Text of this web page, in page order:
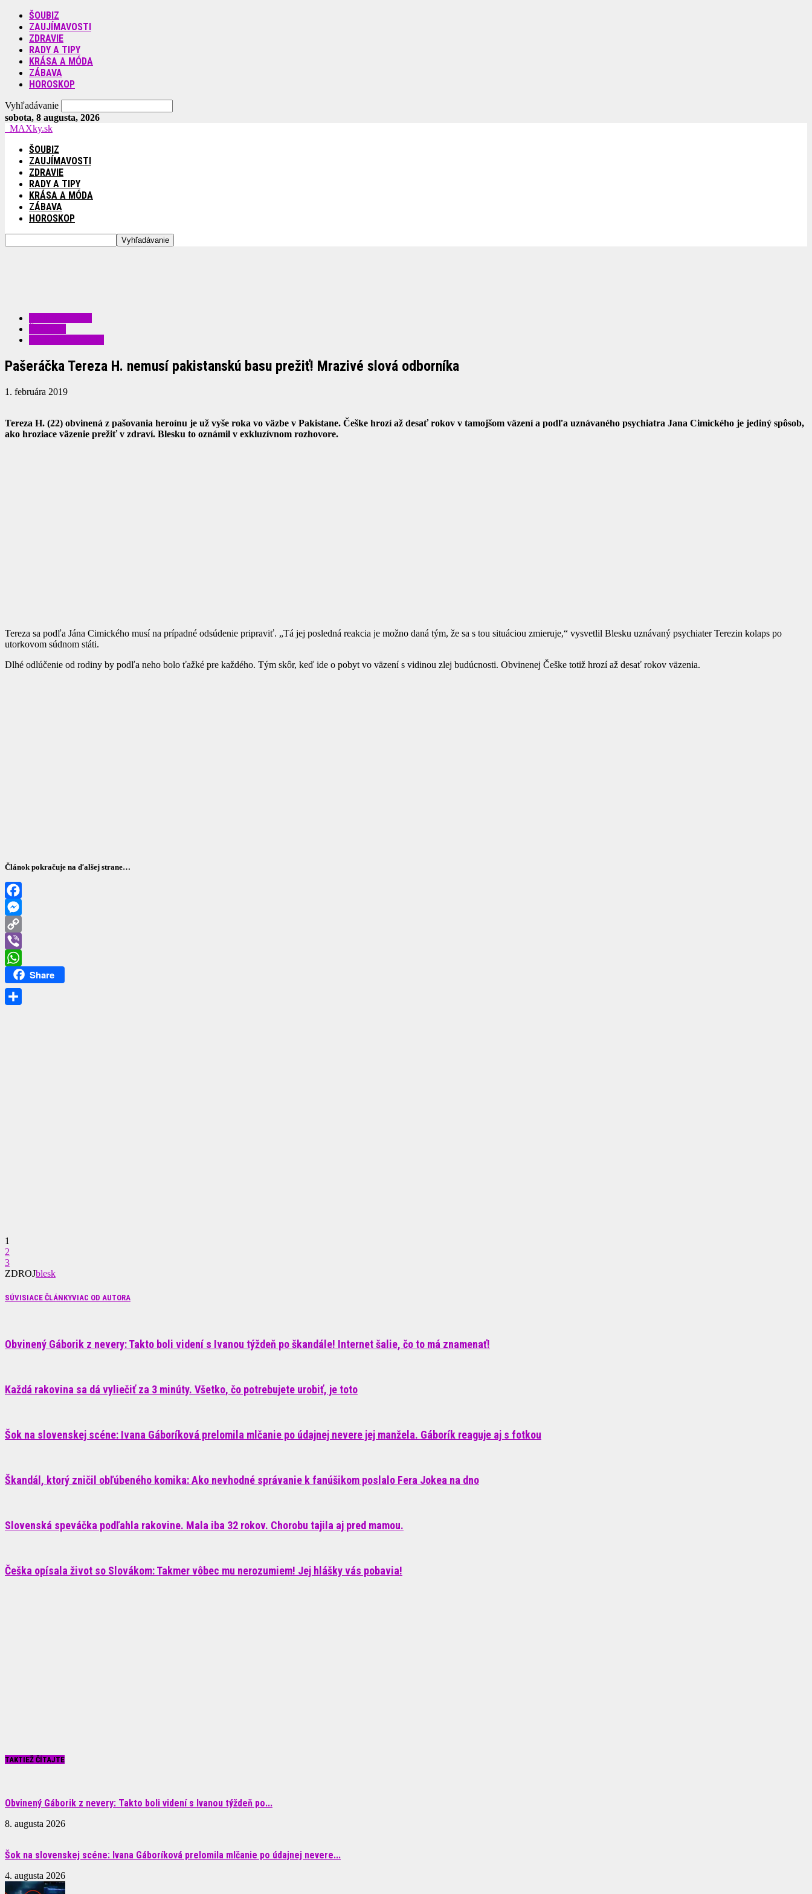
ŠOUBIZ
ZAUJÍMAVOSTI
ZDRAVIE
RADY A TIPY
KRÁSA A MÓDA
ZÁBAVA
HOROSKOP
Vyhľadávanie
sobota, 8 augusta, 2026
MAXky.sk
ŠOUBIZ
ZAUJÍMAVOSTI
ZDRAVIE
RADY A TIPY
KRÁSA A MÓDA
ZÁBAVA
HOROSKOP
Pašeráčka Tereza H. nemusí pakistanskú basu prežiť! Mrazivé slová odborníka
1. februára 2019
Tereza H. (22) obvinená z pašovania heroínu je už vyše roka vo väzbe v Pakistane. Češke hrozí až desať rokov v tamojšom väzení a podľa uznávaného psychiatra Jana Cimického je jediný spôsob,
ako hroziace väzenie prežiť v zdraví. Blesku to oznámil v exkluzívnom rozhovore.
Tereza sa podľa Jána Cimického musí na prípadné odsúdenie pripraviť. „Tá jej posledná reakcia je možno daná tým, že sa s tou situáciou zmieruje,“ vysvetlil Blesku uznávaný psychiater Terezin kolaps po
utorkovom súdnom státi.
Dlhé odlúčenie od rodiny by podľa neho bolo ťažké pre každého. Tým skôr, keď ide o pobyt vo väzení s vidinou zlej budúcnosti. Obvinenej Češke totiž hrozí až desať rokov väzenia.
Článok pokračuje na ďalšej strane…
Facebook
Messenger
Copy
Link
Viber
WhatsAppShare
1
2
3
ZDROJblesk
SÚVISIACE ČLÁNKYVIAC OD AUTORA
Obvinený Gáborik z nevery: Takto boli videní s Ivanou týždeň po škandále! Internet šalie, čo to má znamenať!
Každá rakovina sa dá vyliečiť za 3 minúty. Všetko, čo potrebujete urobiť, je toto
Šok na slovenskej scéne: Ivana Gáboríková prelomila mlčanie po údajnej nevere jej manžela. Gáborík reaguje aj s fotkou
Škandál, ktorý zničil obľúbeného komika: Ako nevhodné správanie k fanúšikom poslalo Fera Jokea na dno
Slovenská speváčka podľahla rakovine. Mala iba 32 rokov. Chorobu tajila aj pred mamou.
Češka opísala život so Slovákom: Takmer vôbec mu nerozumiem! Jej hlášky vás pobavia!
TAKTIEŽ ČÍTAJTE
Obvinený Gáborik z nevery: Takto boli videní s Ivanou týždeň po...
8. augusta 2026
Šok na slovenskej scéne: Ivana Gáboríková prelomila mlčanie po údajnej nevere...
4. augusta 2026